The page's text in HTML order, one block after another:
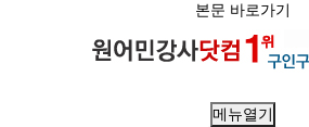
본문 바로가기
메뉴열기